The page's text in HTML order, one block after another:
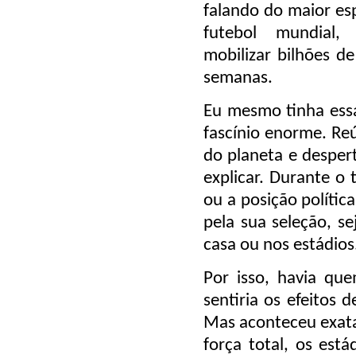
falando do maior
futebol mundial,
mobilizar bilhões
semanas.
Eu mesmo tinha
fascínio enorme.
do planeta e
explicar. Durante o
ou a posição
pela sua seleção,
casa ou nos
Por isso, havia
sentiria os efeitos
Mas aconteceu
força total, os